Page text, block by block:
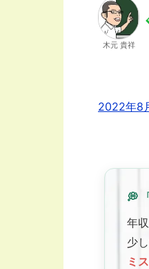
木元 貴祥
2022年8
💭
年
少
ミ